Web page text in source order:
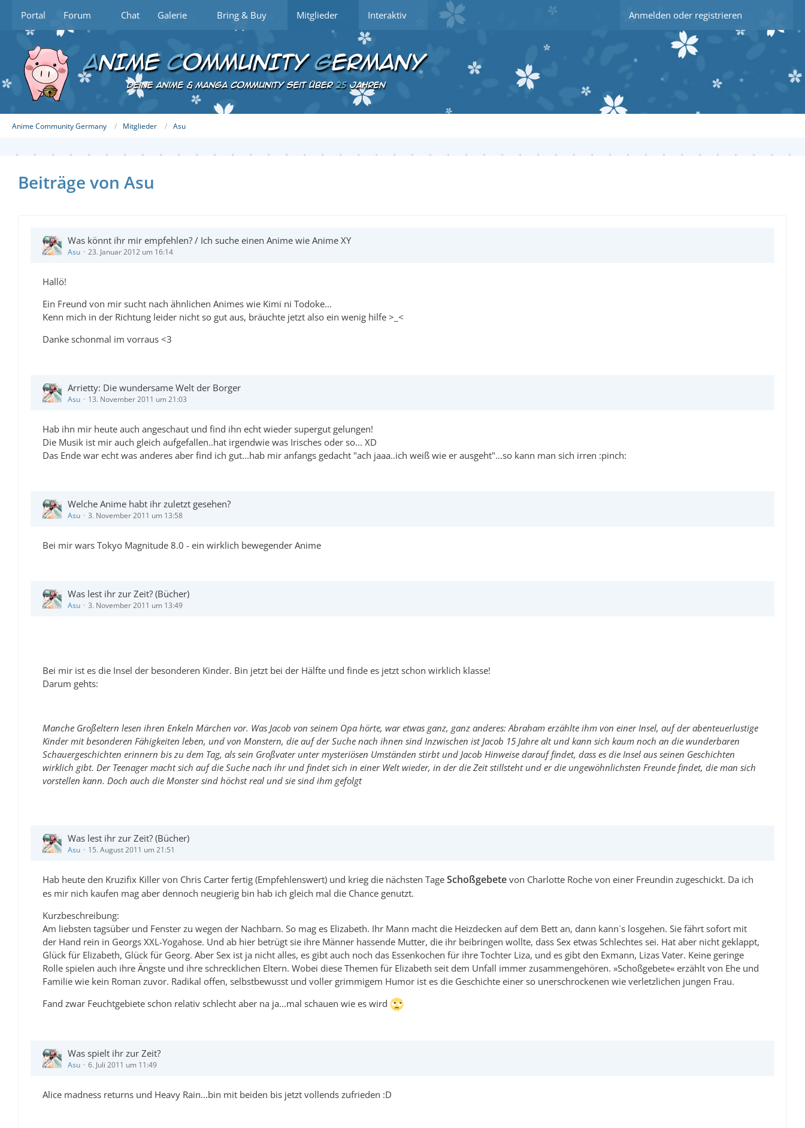
Portal Forum Chat Galerie Bring & Buy Mitglieder Interaktiv Anmelden oder registrieren
Anime Community Germany Mitglieder Asu
Beiträge von Asu
Was könnt ihr mir empfehlen? / Ich suche einen Anime wie Anime XY
Asu 23. Januar 2012 um 16:14
Hallö!
Ein Freund von mir sucht nach ähnlichen Animes wie Kimi ni Todoke...
Kenn mich in der Richtung leider nicht so gut aus, bräuchte jetzt also ein wenig hilfe >_<
Danke schonmal im vorraus <3
Arrietty: Die wundersame Welt der Borger
Asu 13. November 2011 um 21:03
Hab ihn mir heute auch angeschaut und find ihn echt wieder supergut gelungen!
Die Musik ist mir auch gleich aufgefallen..hat irgendwie was Irisches oder so... XD
Das Ende war echt was anderes aber find ich gut...hab mir anfangs gedacht "ach jaaa..ich weiß wie er ausgeht"...so kann man sich irren :pinch:
Welche Anime habt ihr zuletzt gesehen?
Asu 3. November 2011 um 13:58
Bei mir wars Tokyo Magnitude 8.0 - ein wirklich bewegender Anime
Was lest ihr zur Zeit? (Bücher)
Asu 3. November 2011 um 13:49
Bei mir ist es die Insel der besonderen Kinder. Bin jetzt bei der Hälfte und finde es jetzt schon wirklich klasse!
Darum gehts:
Manche Großeltern lesen ihren Enkeln Märchen vor. Was Jacob von seinem Opa hörte, war etwas ganz, ganz anderes: Abraham erzählte ihm von einer Insel, auf der abenteuerlustige
Kinder mit besonderen Fähigkeiten leben, und von Monstern, die auf der Suche nach ihnen sind Inzwischen ist Jacob 15 Jahre alt und kann sich kaum noch an die wunderbaren
Schauergeschichten erinnern bis zu dem Tag, als sein Großvater unter mysteriösen Umständen stirbt und Jacob Hinweise darauf findet, dass es die Insel aus seinen Geschichten
wirklich gibt. Der Teenager macht sich auf die Suche nach ihr und findet sich in einer Welt wieder, in der die Zeit stillsteht und er die ungewöhnlichsten Freunde findet, die man sich
vorstellen kann. Doch auch die Monster sind höchst real und sie sind ihm gefolgt
Was lest ihr zur Zeit? (Bücher)
Asu 15. August 2011 um 21:51
Hab heute den Kruzifix Killer von Chris Carter fertig (Empfehlenswert) und krieg die nächsten Tage Schoßgebete von Charlotte Roche von einer Freundin zugeschickt. Da ich
es mir nich kaufen mag aber dennoch neugierig bin hab ich gleich mal die Chance genutzt.
Kurzbeschreibung:
Am liebsten tagsüber und Fenster zu wegen der Nachbarn. So mag es Elizabeth. Ihr Mann macht die Heizdecken auf dem Bett an, dann kann´s losgehen. Sie fährt sofort mit
der Hand rein in Georgs XXL-Yogahose. Und ab hier betrügt sie ihre Männer hassende Mutter, die ihr beibringen wollte, dass Sex etwas Schlechtes sei. Hat aber nicht geklappt,
Glück für Elizabeth, Glück für Georg. Aber Sex ist ja nicht alles, es gibt auch noch das Essenkochen für ihre Tochter Liza, und es gibt den Exmann, Lizas Vater. Keine geringe
Rolle spielen auch ihre Ängste und ihre schrecklichen Eltern. Wobei diese Themen für Elizabeth seit dem Unfall immer zusammengehören. »Schoßgebete« erzählt von Ehe und
Familie wie kein Roman zuvor. Radikal offen, selbstbewusst und voller grimmigem Humor ist es die Geschichte einer so unerschrockenen wie verletzlichen jungen Frau.
Fand zwar Feuchtgebiete schon relativ schlecht aber na ja...mal schauen wie es wird
Was spielt ihr zur Zeit?
Asu 6. Juli 2011 um 11:49
Alice madness returns und Heavy Rain...bin mit beiden bis jetzt vollends zufrieden :D